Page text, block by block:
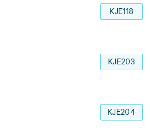
KJE118
KJE203
KJE204